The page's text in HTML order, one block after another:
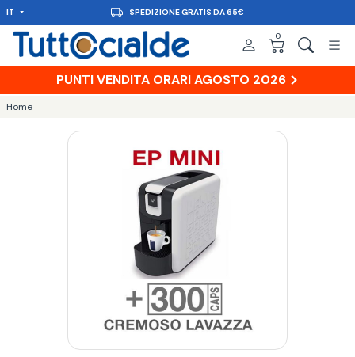
IT SPEDIZIONE GRATIS DA 65€
0
PUNTI VENDITA ORARI AGOSTO 2026
Home